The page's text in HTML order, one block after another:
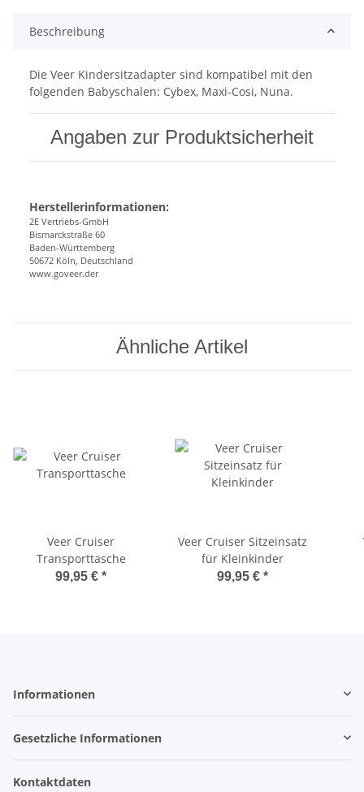
Beschreibung
Die Veer Kindersitzadapter sind kompatibel mit den
folgenden Babyschalen: Cybex, Maxi-Cosi, Nuna.
Angaben zur Produktsicherheit
Herstellerinformationen:
2E Vertriebs-GmbH
Bismarckstraße 60
Baden-Württemberg
50672 Köln, Deutschland
www.goveer.der
Ähnliche Artikel
Veer Cruiser
Transporttasche
99,95 € *
Veer Cruiser Sitzeinsatz
für Kleinkinder
99,95 € *
Informationen
Gesetzliche Informationen
Kontaktdaten